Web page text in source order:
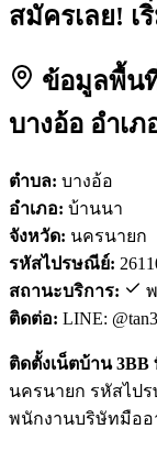
สมัครเลย! เ
ข้อมูลพื้น
บางอ้อ อำเ
ตำบล: บางอ้อ
อำเภอ: บ้านนา
จังหวัด: นครนายก
รหัสไปรษณีย์:
สถานะบริการ:
ติดต่อ: LINE:
ติดตั้งเน็ตบ้าน
นครนายก รหัสไปร
พนักงานบริษัทมือ